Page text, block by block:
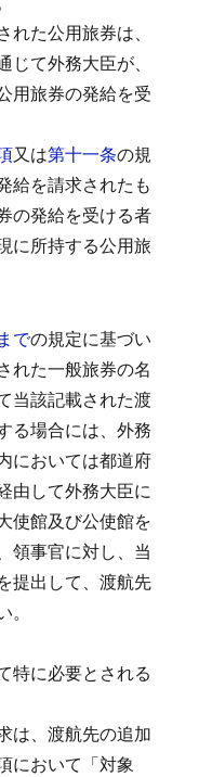
た公用旅券は、
て外務大臣が、
用旅券の発給を受
又は第十一条の規
給を請求されたも
の発給を受ける者
に所持する公用旅
での規定に基づい
れた一般旅券の名
当該記載された渡
る場合には、外務
においては都道府
由して外務大臣に
使館及び公使館を
領事官に対し、当
提出して、渡航先
特に必要とされる
は、渡航先の追加
において「対象